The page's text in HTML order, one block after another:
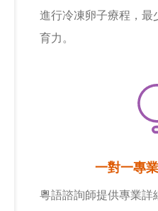
進行冷凍卵子療程，最
育力。
一對一專
粵語諮詢師提供專業詳